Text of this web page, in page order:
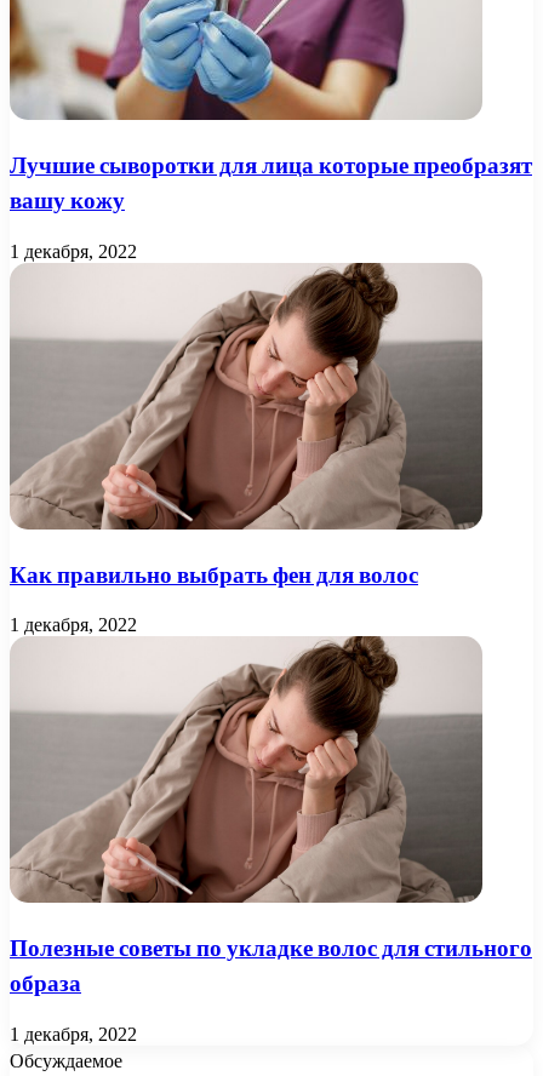
Лучшие сыворотки для лица которые преобразят
вашу кожу
1 декабря, 2022
Как правильно выбрать фен для волос
1 декабря, 2022
Полезные советы по укладке волос для стильного
образа
1 декабря, 2022
Обсуждаемое